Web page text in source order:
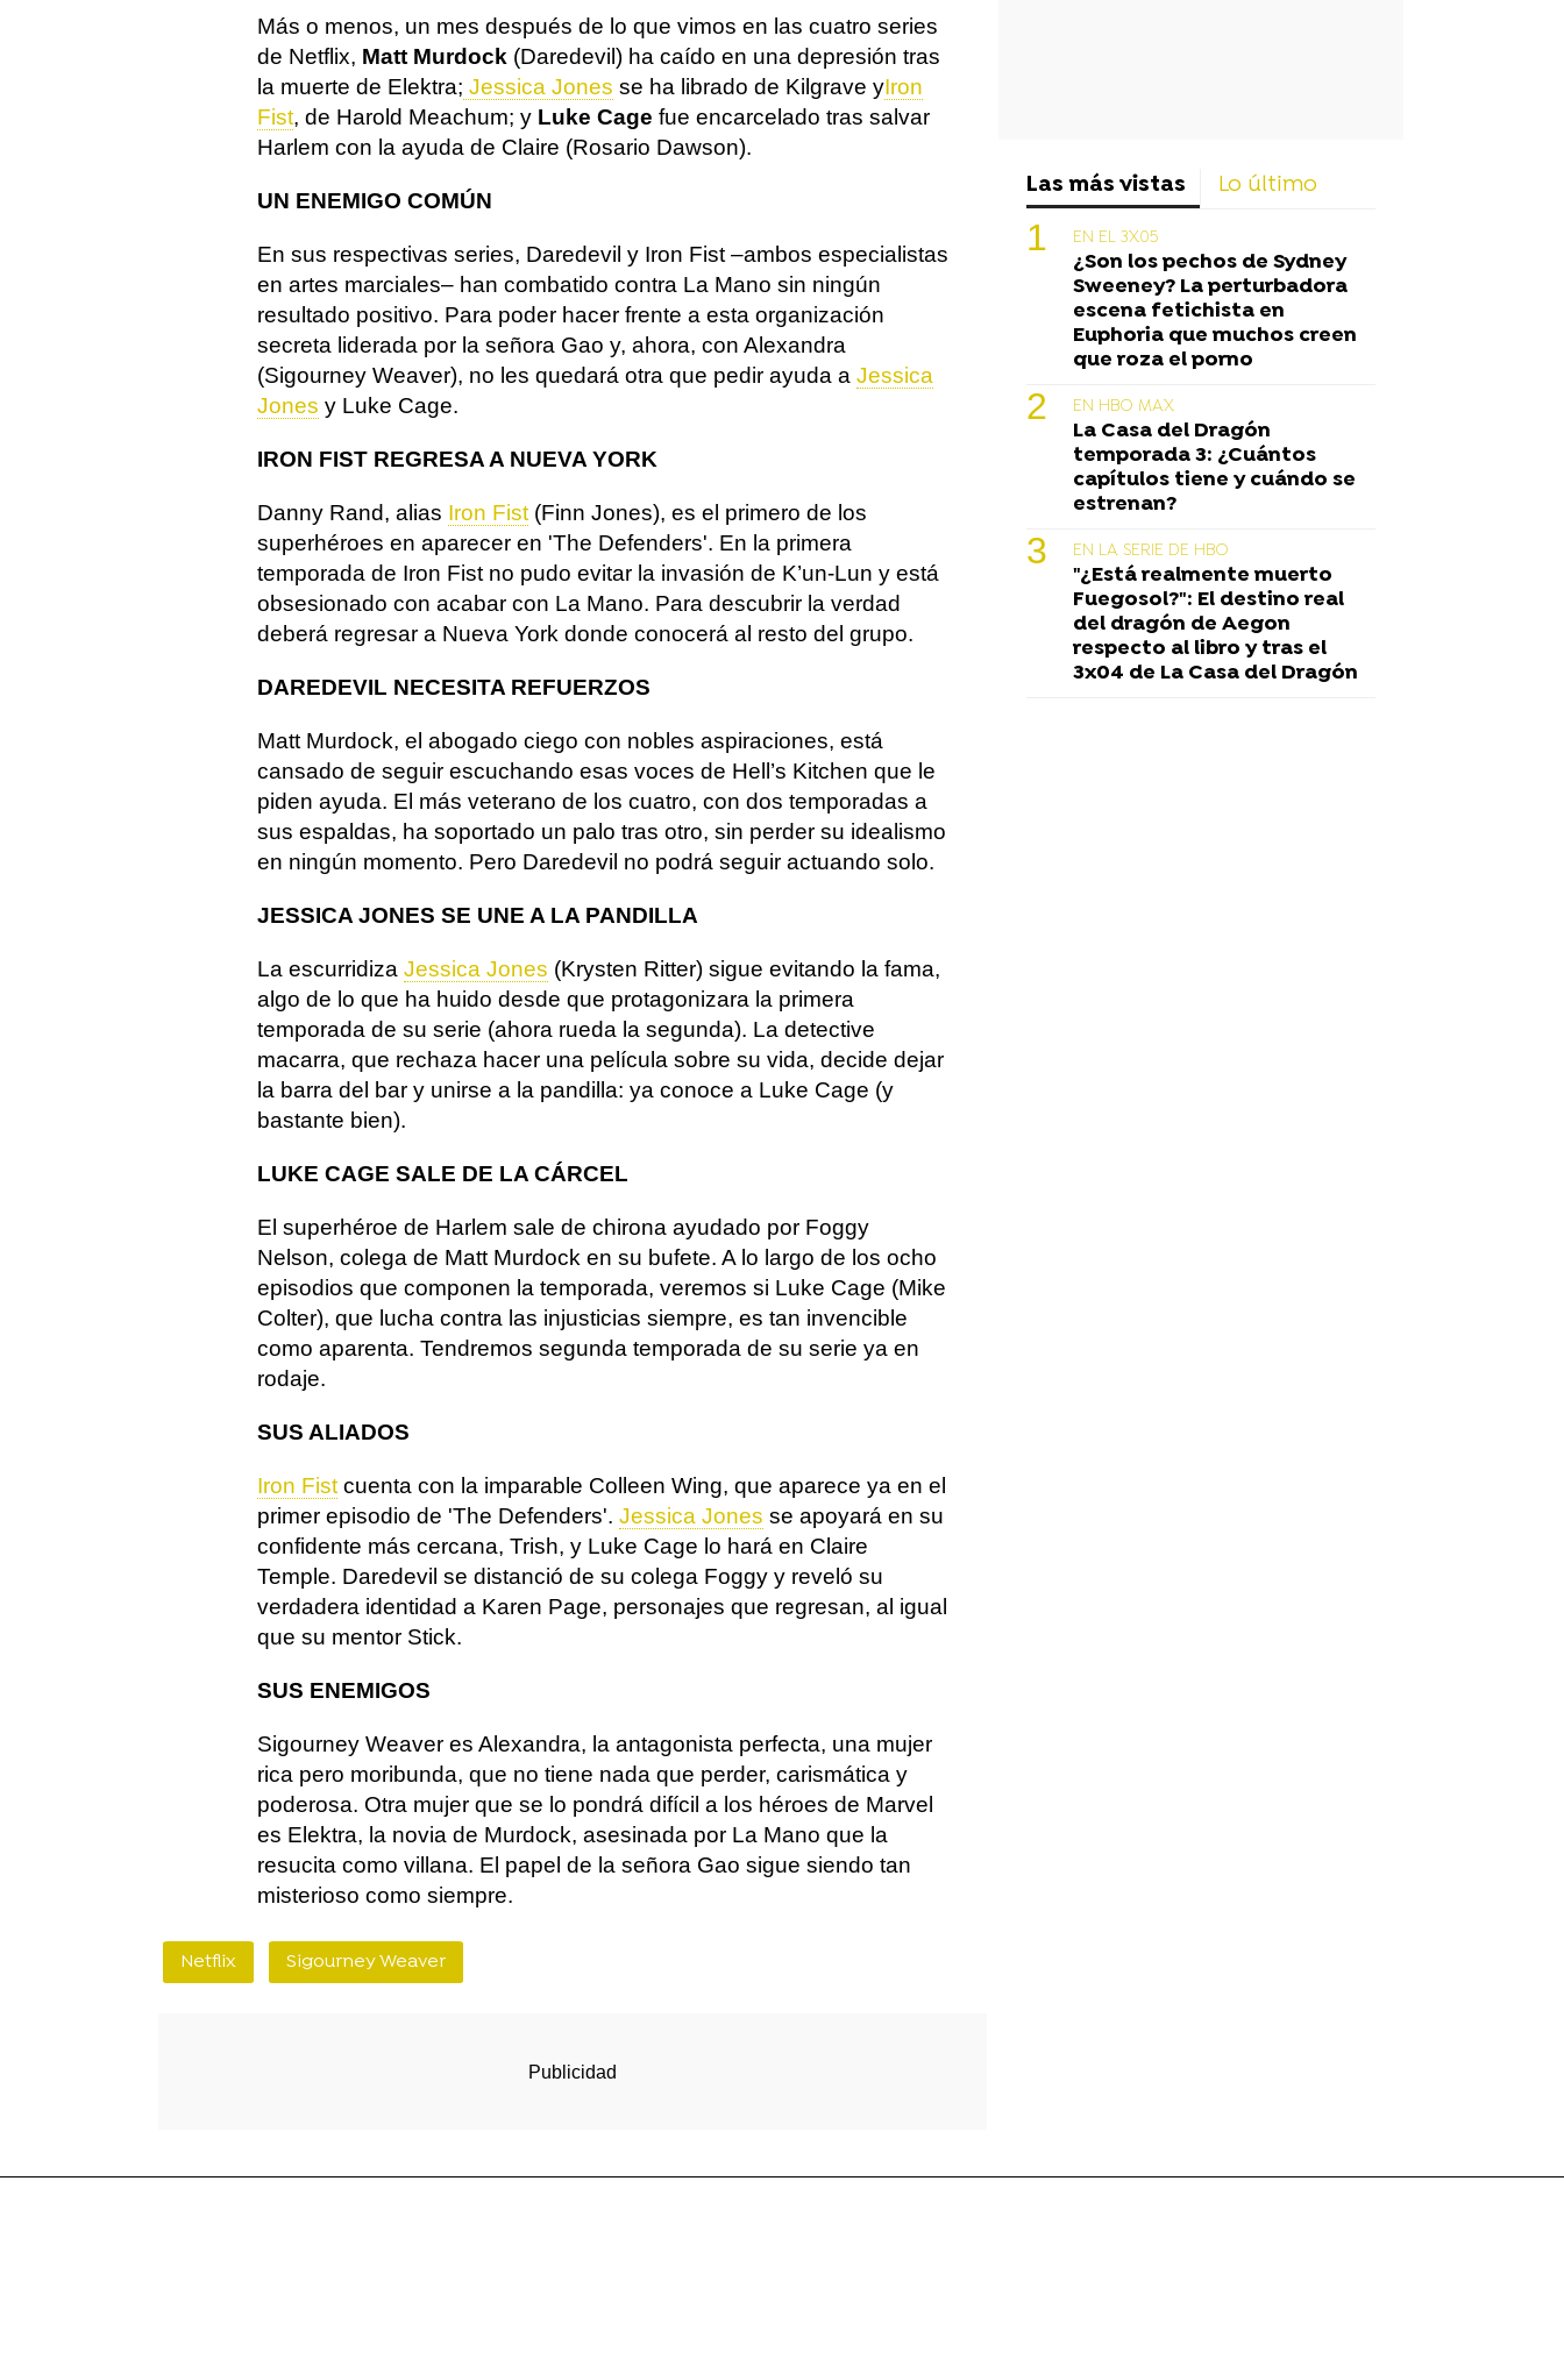
Más o menos, un mes después de lo que vimos en las cuatro series
de Netflix, Matt Murdock (Daredevil) ha caído en una depresión tras
la muerte de Elektra; Jessica Jones se ha librado de Kilgrave yIron
Fist, de Harold Meachum; y Luke Cage fue encarcelado tras salvar
Harlem con la ayuda de Claire (Rosario Dawson).
UN ENEMIGO COMÚN
En sus respectivas series, Daredevil y Iron Fist –ambos especialistas
en artes marciales– han combatido contra La Mano sin ningún
resultado positivo. Para poder hacer frente a esta organización
secreta liderada por la señora Gao y, ahora, con Alexandra
(Sigourney Weaver), no les quedará otra que pedir ayuda a Jessica
Jones y Luke Cage.
IRON FIST REGRESA A NUEVA YORK
Danny Rand, alias Iron Fist (Finn Jones), es el primero de los
superhéroes en aparecer en 'The Defenders'. En la primera
temporada de Iron Fist no pudo evitar la invasión de K’un-Lun y está
obsesionado con acabar con La Mano. Para descubrir la verdad
deberá regresar a Nueva York donde conocerá al resto del grupo.
DAREDEVIL NECESITA REFUERZOS
Matt Murdock, el abogado ciego con nobles aspiraciones, está
cansado de seguir escuchando esas voces de Hell’s Kitchen que le
piden ayuda. El más veterano de los cuatro, con dos temporadas a
sus espaldas, ha soportado un palo tras otro, sin perder su idealismo
en ningún momento. Pero Daredevil no podrá seguir actuando solo.
JESSICA JONES SE UNE A LA PANDILLA
La escurridiza Jessica Jones (Krysten Ritter) sigue evitando la fama,
algo de lo que ha huido desde que protagonizara la primera
temporada de su serie (ahora rueda la segunda). La detective
macarra, que rechaza hacer una película sobre su vida, decide dejar
la barra del bar y unirse a la pandilla: ya conoce a Luke Cage (y
bastante bien).
LUKE CAGE SALE DE LA CÁRCEL
El superhéroe de Harlem sale de chirona ayudado por Foggy
Nelson, colega de Matt Murdock en su bufete. A lo largo de los ocho
episodios que componen la temporada, veremos si Luke Cage (Mike
Colter), que lucha contra las injusticias siempre, es tan invencible
como aparenta. Tendremos segunda temporada de su serie ya en
rodaje.
SUS ALIADOS
Iron Fist cuenta con la imparable Colleen Wing, que aparece ya en el
primer episodio de 'The Defenders'. Jessica Jones se apoyará en su
confidente más cercana, Trish, y Luke Cage lo hará en Claire
Temple. Daredevil se distanció de su colega Foggy y reveló su
verdadera identidad a Karen Page, personajes que regresan, al igual
que su mentor Stick.
SUS ENEMIGOS
Sigourney Weaver es Alexandra, la antagonista perfecta, una mujer
rica pero moribunda, que no tiene nada que perder, carismática y
poderosa. Otra mujer que se lo pondrá difícil a los héroes de Marvel
es Elektra, la novia de Murdock, asesinada por La Mano que la
resucita como villana. El papel de la señora Gao sigue siendo tan
misterioso como siempre.
Netflix Sigourney Weaver
Las más vistas Lo último
EN EL 3X05
¿Son los pechos de Sydney
Sweeney? La perturbadora
escena fetichista en
Euphoria que muchos creen
que roza el porno
EN HBO MAX
La Casa del Dragón
temporada 3: ¿Cuántos
capítulos tiene y cuándo se
estrenan?
EN LA SERIE DE HBO
"¿Está realmente muerto
Fuegosol?": El destino real
del dragón de Aegon
respecto al libro y tras el
3x04 de La Casa del Dragón